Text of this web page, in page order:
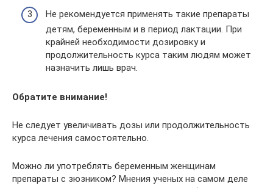
Не рекомендуется применять такие препараты
детям, беременным и в период лактации. При
крайней необходимости дозировку и
продолжительность курса таким людям может
назначить лишь врач.
Обратите внимание!
Не следует увеличивать дозы или продолжительность
курса лечения самостоятельно.
Можно ли употреблять беременным женщинам
препараты с зюзником? Мнения ученых на самом деле